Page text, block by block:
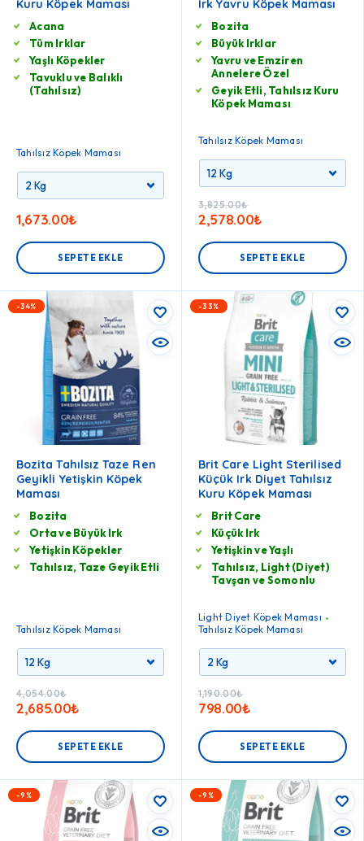
Kuru Köpek Maması
Acana
Tüm Irklar
Yaşlı Köpekler
Tavuklu ve Balıklı
(Tahılsız)
Tahılsız Köpek Maması
1,673.00₺
SEPETE EKLE
Irk Yavru Köpek Maması
Bozita
Büyük Irklar
Yavru ve Emziren
Annelere Özel
Geyik Etli, Tahılsız Kuru
Köpek Maması
Tahılsız Köpek Maması
3,825.00₺
2,578.00₺
SEPETE EKLE
-34%
Bozita Tahılsız Taze Ren
Geyikli Yetişkin Köpek
Maması
Bozita
Orta ve Büyük Irk
Yetişkin Köpekler
Tahılsız, Taze Geyik Etli
Tahılsız Köpek Maması
4,054.00₺
2,685.00₺
SEPETE EKLE
-33%
Brit Care Light Sterilised
Küçük Irk Diyet Tahılsız
Kuru Köpek Maması
Brit Care
Küçük Irk
Yetişkin ve Yaşlı
Tahılsız, Light (Diyet)
Tavşan ve Somonlu
Light Diyet Köpek Maması
Tahılsız Köpek Maması
1,190.00₺
798.00₺
SEPETE EKLE
-9% -9%